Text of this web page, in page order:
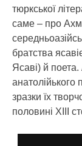
тюркської
саме – про
братства
Ясаві) й
анатолійького
зразки їх
половині XIII